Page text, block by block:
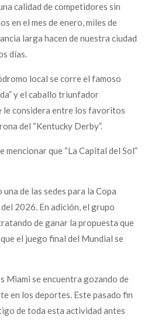
calidad de competidores sin
en el mes de enero, miles de
larga hacen de nuestra ciudad
días.
local se corre el famoso
y el caballo triunfador
le considera entre los favoritos
del “Kentucky Derby”.
mencionar que “La Capital del Sol”
de las sedes para la Copa
2026. En adición, el grupo
de ganar la propuesta que
el juego final del Mundial se
Miami se encuentra gozando de
en los deportes. Este pasado fin
de toda esta actividad antes